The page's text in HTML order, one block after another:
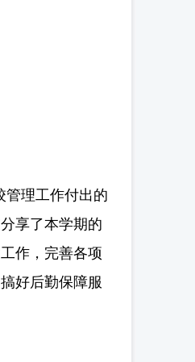
理工作付出的
享了本学期的
作，完善各项
好后勤保障服